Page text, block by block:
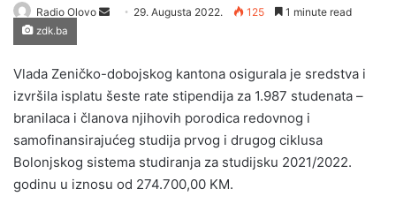
Radio Olovo
Send 29. Augusta 2022. 125 1 minute read
zdk.ba
Vlada Zeničko-dobojskog kantona osigurala je sredstva i
izvršila isplatu šeste rate stipendija za 1.987 studenata –
branilaca i članova njihovih porodica redovnog i
samofinansirajućeg studija prvog i drugog ciklusa
Bolonjskog sistema studiranja za studijsku 2021/2022.
godinu u iznosu od 274.700,00 KM.